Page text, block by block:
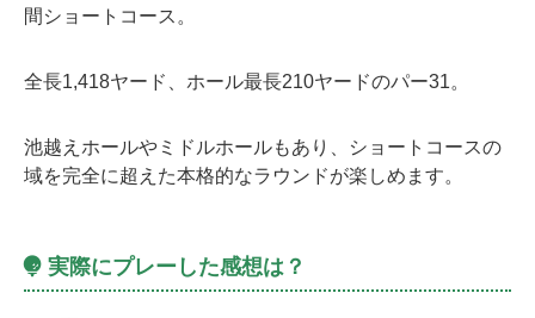
間ショートコース。
全長1,418ヤード、ホール最長210ヤードのパー31。
池越えホールやミドルホールもあり、ショートコースの
域を完全に超えた本格的なラウンドが楽しめます。
実際にプレーした感想は？